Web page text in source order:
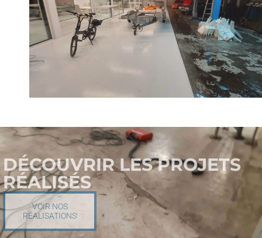
DÉCOUVRIR LES PROJETS
RÉALISÉS
VOIR NOS
RÉALISATIONS